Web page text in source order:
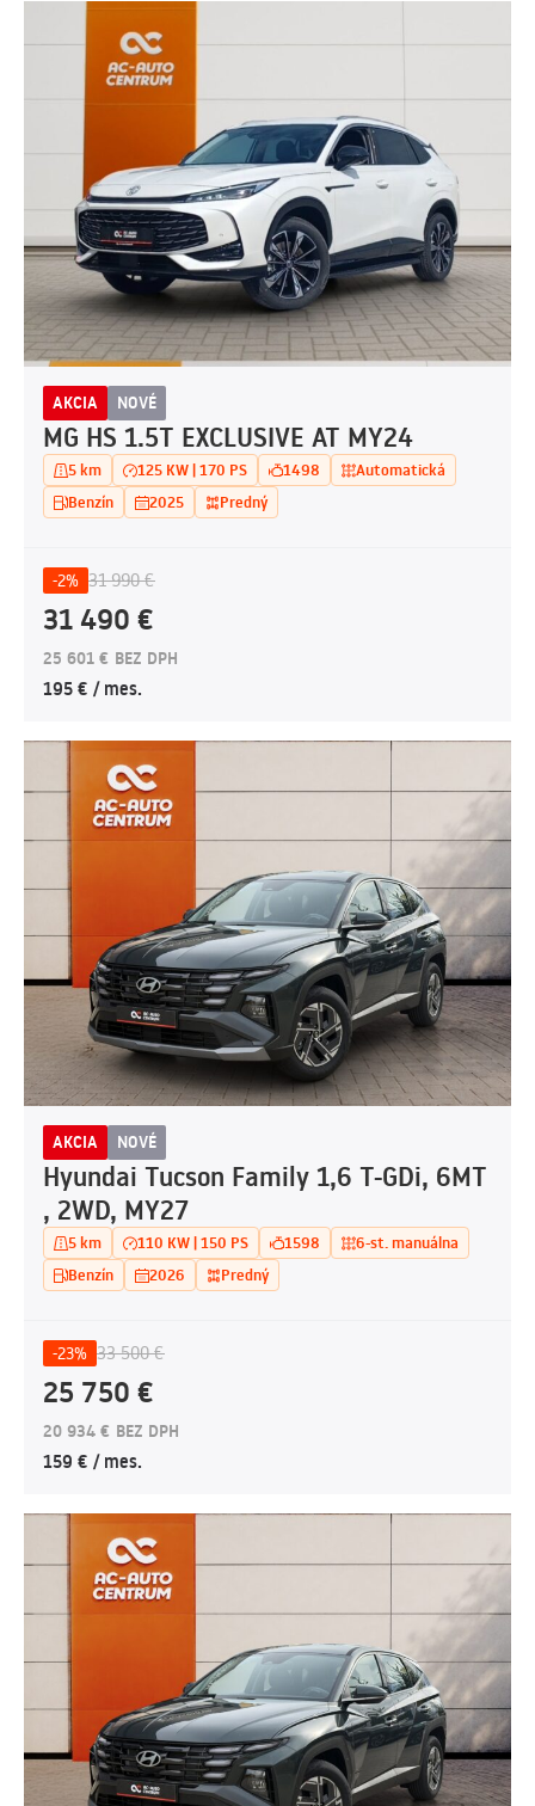
AKCIA NOVÉ
MG HS 1.5T EXCLUSIVE AT MY24
5 km 125 KW | 170 PS 1498
Automatická
Benzín
2025 Predný
-2% 31 990 €
31 490 €
25 601 € BEZ DPH
195 € / mes.
AKCIA NOVÉ
Hyundai Tucson Family 1,6 T-GDi, 6MT
, 2WD, MY27
5 km 110 KW | 150 PS 1598
6-st. manuálna
Benzín
2026 Predný
-23% 33 500 €
25 750 €
20 934 € BEZ DPH
159 € / mes.